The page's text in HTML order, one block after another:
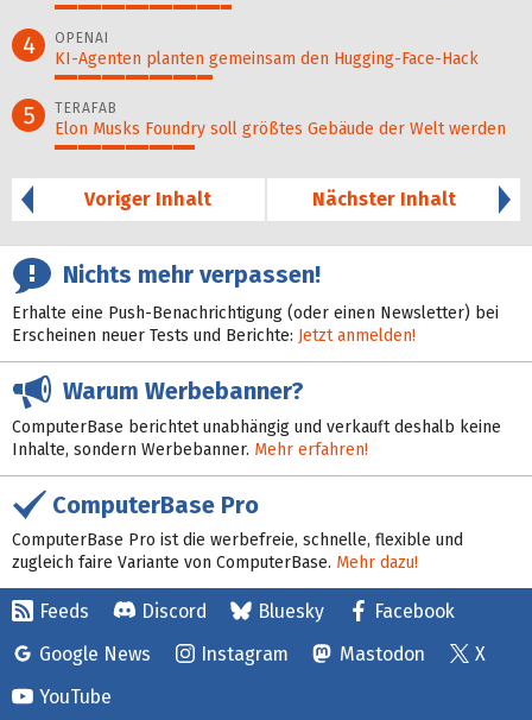
38%
4 OPENAI
KI-Agenten planten gemein­sam den Hugging-Face-Hack
34%
5 TERAFAB
Elon Musks Foundry soll größ­tes Gebäude der Welt werden
30%
Voriger Inhalt
Nächster Inhalt
Nichts mehr verpassen!
Erhalte eine Push-Benachrichtigung (oder einen Newsletter) bei
Erscheinen neuer Tests und Berichte: Jetzt anmelden!
Warum Werbebanner?
ComputerBase berichtet unabhängig und verkauft deshalb keine
Inhalte, sondern Werbebanner. Mehr erfahren!
ComputerBase Pro
ComputerBase Pro ist die werbefreie, schnelle, flexible und
zugleich faire Variante von ComputerBase. Mehr dazu!
Feeds Discord Bluesky
Facebook
Google News
Instagram Mastodon
X
YouTube